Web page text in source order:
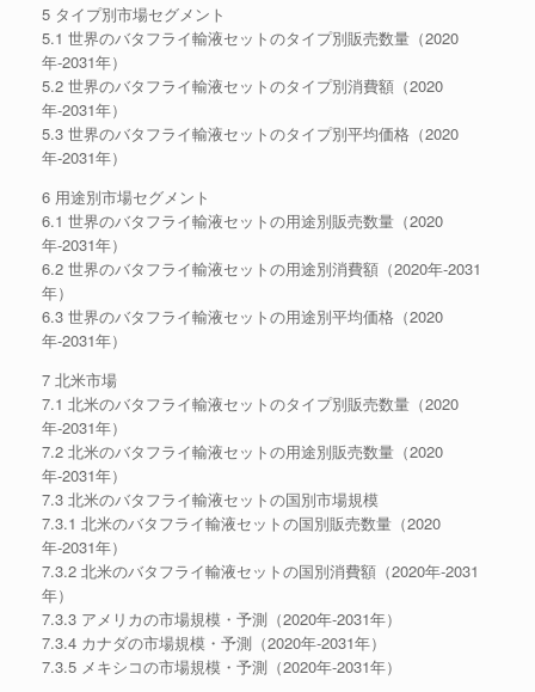
5 タイプ別市場セグメント
5.1 世界のバタフライ輸液セットのタイプ別販売数量（2020
年-2031年）
5.2 世界のバタフライ輸液セットのタイプ別消費額（2020
年-2031年）
5.3 世界のバタフライ輸液セットのタイプ別平均価格（2020
年-2031年）
6 用途別市場セグメント
6.1 世界のバタフライ輸液セットの用途別販売数量（2020
年-2031年）
6.2 世界のバタフライ輸液セットの用途別消費額（2020年-2031
年）
6.3 世界のバタフライ輸液セットの用途別平均価格（2020
年-2031年）
7 北米市場
7.1 北米のバタフライ輸液セットのタイプ別販売数量（2020
年-2031年）
7.2 北米のバタフライ輸液セットの用途別販売数量（2020
年-2031年）
7.3 北米のバタフライ輸液セットの国別市場規模
7.3.1 北米のバタフライ輸液セットの国別販売数量（2020
年-2031年）
7.3.2 北米のバタフライ輸液セットの国別消費額（2020年-2031
年）
7.3.3 アメリカの市場規模・予測（2020年-2031年）
7.3.4 カナダの市場規模・予測（2020年-2031年）
7.3.5 メキシコの市場規模・予測（2020年-2031年）